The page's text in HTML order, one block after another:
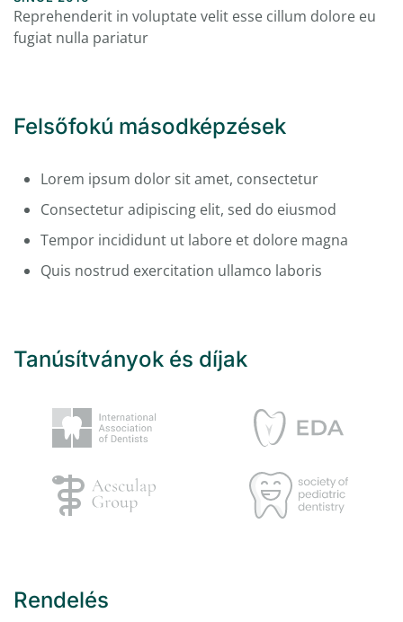
Reprehenderit in voluptate velit esse cillum dolore eu
fugiat nulla pariatur
Felsőfokú másodképzések
Lorem ipsum dolor sit amet, consectetur
Consectetur adipiscing elit, sed do eiusmod
Tempor incididunt ut labore et dolore magna
Quis nostrud exercitation ullamco laboris
Tanúsítványok és díjak
Rendelés